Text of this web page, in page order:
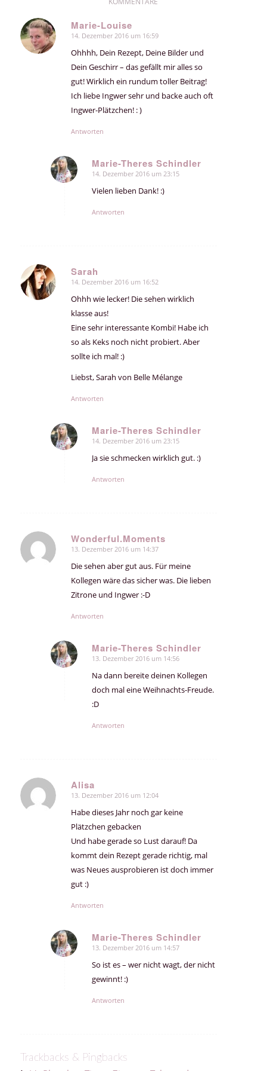
Marie-Louise
sagte:
14. Dezember 2016 um 16:59
Ohhhh, Dein Rezept, Deine Bilder und
Dein Geschirr – das gefällt mir alles so
gut! Wirklich ein rundum toller Beitrag!
Ich liebe Ingwer sehr und backe auch oft
Ingwer-Plätzchen! : )
Antworten
Marie-Theres Schindler
sagte:
14. Dezember 2016 um 23:15
Vielen lieben Dank! :)
Antworten
Sarah
sagte:
14. Dezember 2016 um 16:52
Ohhh wie lecker! Die sehen wirklich
klasse aus!
Eine sehr interessante Kombi! Habe ich
so als Keks noch nicht probiert. Aber
sollte ich mal! :)
Liebst, Sarah von Belle Mélange
Antworten
Marie-Theres Schindler
sagte:
14. Dezember 2016 um 23:15
Ja sie schmecken wirklich gut. :)
Antworten
Wonderful.Moments
sagte:
13. Dezember 2016 um 14:37
Die sehen aber gut aus. Für meine
Kollegen wäre das sicher was. Die lieben
Zitrone und Ingwer :-D
Antworten
Marie-Theres Schindler
sagte:
13. Dezember 2016 um 14:56
Na dann bereite deinen Kollegen
doch mal eine Weihnachts-Freude.
:D
Antworten
Alisa
sagte:
13. Dezember 2016 um 12:04
Habe dieses Jahr noch gar keine
Plätzchen gebacken
Und habe gerade so Lust darauf! Da
kommt dein Rezept gerade richtig, mal
was Neues ausprobieren ist doch immer
gut :)
Antworten
Marie-Theres Schindler
sagte:
13. Dezember 2016 um 14:57
So ist es – wer nicht wagt, der nicht
gewinnt! :)
Antworten
Trackbacks & Pingbacks